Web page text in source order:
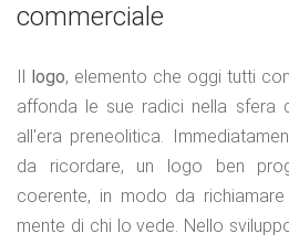
commerciale
Il logo, elemento che oggi tutti
affonda le sue radici nella sfera
all'era preneolitica.
da ricordare, un logo ben
coerente, in modo da
mente di chi lo vede. Nello